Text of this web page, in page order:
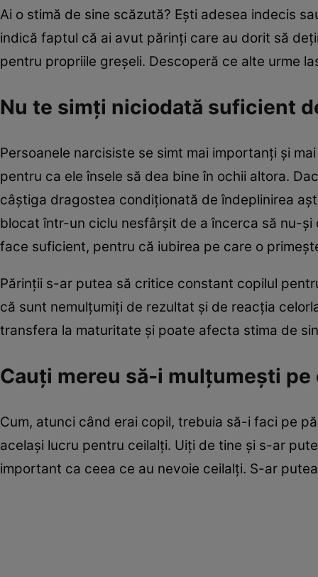
Ai o stimă de sine scăzută? Eşti adesea indecis
indică faptul că ai avut părinţi care au dorit să
pentru propriile greşeli. Descoperă ce alte urme
Nu te simţi niciodată suficient
Persoanele narcisiste se simt mai importanţi şi
pentru ca ele însele să dea bine în ochii altora.
câştiga dragostea condiţionată de îndeplinirea
blocat într-un ciclu nesfârşit de a încerca să nu-
face suficient, pentru că iubirea pe care o
Părinţii s-ar putea să critice constant copilul
că sunt nemulţumiţi de rezultat şi de reacţia
transfera la maturitate şi poate afecta stima de
Cauţi mereu să-i mulţumeşti
Cum, atunci când erai copil, trebuia să-i faci pe
acelaşi lucru pentru ceilalţi. Uiţi de tine şi s-ar
important ca ceea ce au nevoie ceilalţi. S-ar